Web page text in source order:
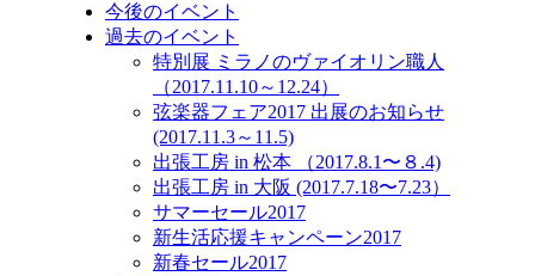
今後のイベント
過去のイベント
特別展 ミラノのヴァイオリン職人
（2017.11.10～12.24）
弦楽器フェア2017 出展のお知らせ
(2017.11.3～11.5)
出張工房 in 松本 （2017.8.1〜８.4)
出張工房 in 大阪 (2017.7.18〜7.23）
サマーセール2017
新生活応援キャンペーン2017
新春セール2017